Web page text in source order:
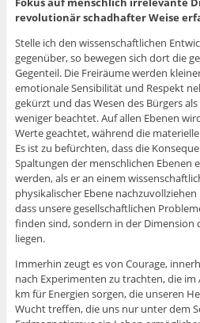
revolutionärschadhafterWeise
Stelle ich den wissenschaftlichen
gegenüber, so bewegen sich dort die
Gegenteil. Die Freiräume werden
emotionale Sensibilität und Respekt
gekürzt und das Wesen des Bürgers
weniger beachtet. Auf allen Ebenen
Werte geachtet, während die
Es ist zu befürchten, dass die
Spaltungen der menschlichen Ebenen
werden, als er an einem
physikalischer Ebene
dass unsere gesellschaftlichen
finden sind, sondern in der Dimension
liegen.
Immerhin zeugt es von Courage,
nach Experimenten zu trachten, die
km für Energien sorgen, die unseren
Wucht treffen, die uns nur unter dem